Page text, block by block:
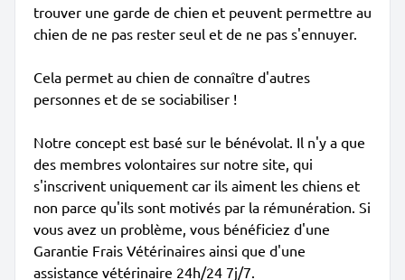
trouver une garde de chien et peuvent permettre au
chien de ne pas rester seul et de ne pas s'ennuyer.
Cela permet au chien de connaître d'autres
personnes et de se sociabiliser !
Notre concept est basé sur le bénévolat. Il n'y a que
des membres volontaires sur notre site, qui
s'inscrivent uniquement car ils aiment les chiens et
non parce qu'ils sont motivés par la rémunération. Si
vous avez un problème, vous bénéficiez d'une
Garantie Frais Vétérinaires ainsi que d'une
assistance vétérinaire 24h/24 7j/7.